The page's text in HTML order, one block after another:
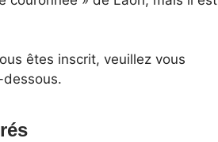
êtes inscrit, veuillez vous